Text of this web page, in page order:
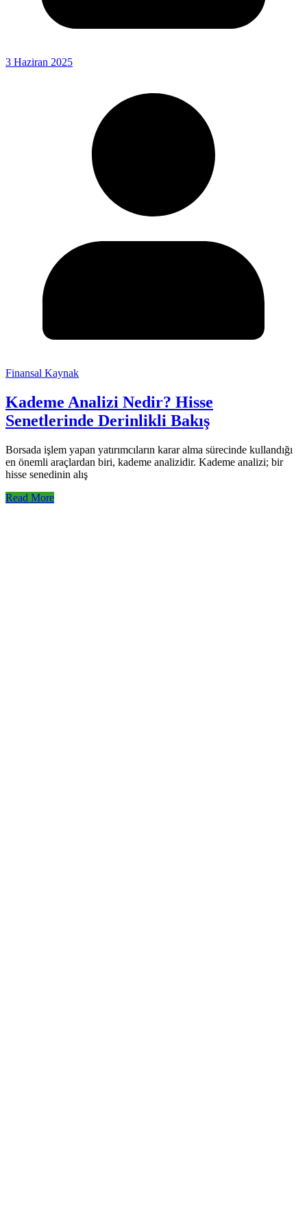
3 Haziran 2025
Finansal Kaynak
Kademe Analizi Nedir? Hisse
Senetlerinde Derinlikli Bakış
Borsada işlem yapan yatırımcıların karar alma sürecinde kullandığı
en önemli araçlardan biri, kademe analizidir. Kademe analizi; bir
hisse senedinin alış
Read More